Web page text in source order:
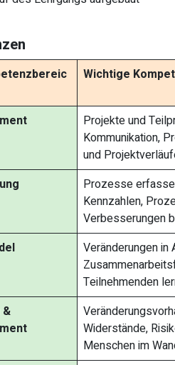
Wichtige
Projekte und
Kommunikation,
und
Prozesse
Kennzahlen,
Verbesserungen
Veränderungen in
Teilnehmenden
Widerstände,
Menschen im